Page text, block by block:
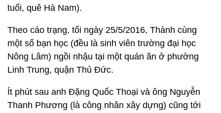
tuổi, quê Hà Nam).
Theo cáo trạng, tối ngày 25/5/2016, Thành cùng
một số bạn học (đều là sinh viên trường đại học
Nông Lâm) ngồi nhậu tại một quán ăn ở phường
Linh Trung, quận Thủ Đức.
Ít phút sau anh Đặng Quốc Thoại và ông Nguyễn
Thanh Phương (là công nhân xây dựng) cũng tới